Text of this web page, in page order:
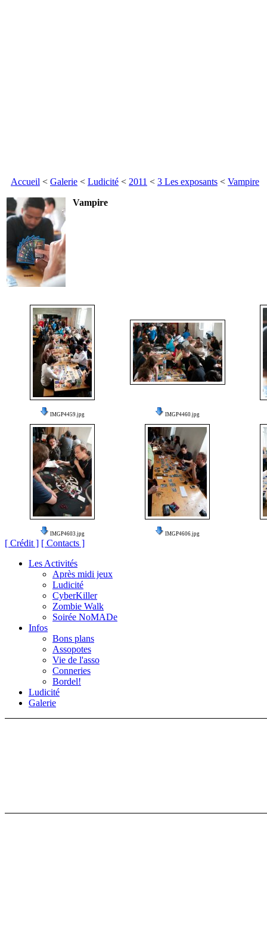
Accueil < Galerie < Ludicité < 2011 < 3 Les exposants < Vampire
Vampire
IMGP4459.jpg IMGP4460.jpg
IMGP4603.jpg IMGP4606.jpg
[ Crédit ] [ Contacts ]
Les Activités
Après midi jeux
Ludicité
CyberKiller
Zombie Walk
Soirée NoMADe
Infos
Bons plans
Assopotes
Vie de l'asso
Conneries
Bordel!
Ludicité
Galerie